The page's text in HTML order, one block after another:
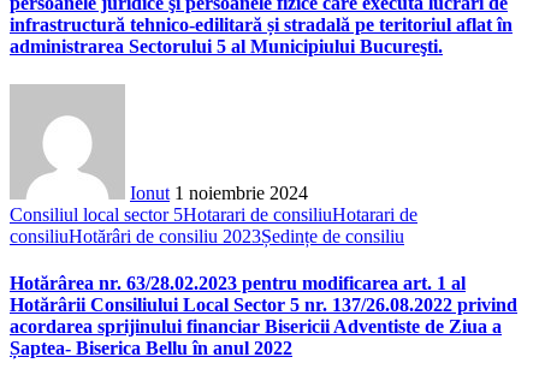
infrastructură tehnico-edilitară și stradală pe teritoriul aflat în
administrarea Sectorului 5 al Municipiului Bucureşti.
Ionut 1 noiembrie 2024
Consiliul local sector 5Hotarari de consiliuHotarari de
consiliuHotărâri de consiliu 2023Ședințe de consiliu
Hotărârea nr. 63/28.02.2023 pentru modificarea art. 1 al
Hotărârii Consiliului Local Sector 5 nr. 137/26.08.2022 privind
acordarea sprijinului financiar Bisericii Adventiste de Ziua a
Șaptea- Biserica Bellu în anul 2022